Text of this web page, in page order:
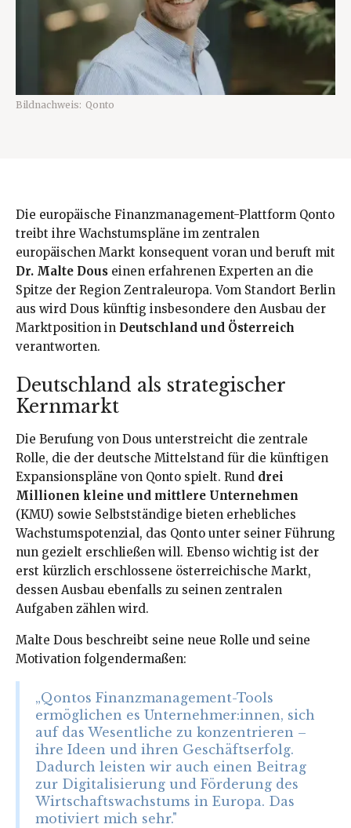
Bildnachweis: Qonto
Die europäische Finanzmanagement-Plattform Qonto
treibt ihre Wachstumspläne im zentralen
europäischen Markt konsequent voran und beruft mit
Dr. Malte Dous einen erfahrenen Experten an die
Spitze der Region Zentraleuropa. Vom Standort Berlin
aus wird Dous künftig insbesondere den Ausbau der
Marktposition in Deutschland und Österreich
verantworten.
Deutschland als strategischer
Kernmarkt
Die Berufung von Dous unterstreicht die zentrale
Rolle, die der deutsche Mittelstand für die künftigen
Expansionspläne von Qonto spielt. Rund drei
Millionen kleine und mittlere Unternehmen
(KMU) sowie Selbstständige bieten erhebliches
Wachstumspotenzial, das Qonto unter seiner Führung
nun gezielt erschließen will. Ebenso wichtig ist der
erst kürzlich erschlossene österreichische Markt,
dessen Ausbau ebenfalls zu seinen zentralen
Aufgaben zählen wird.
Malte Dous beschreibt seine neue Rolle und seine
Motivation folgendermaßen:
„Qontos Finanzmanagement-Tools
ermöglichen es Unternehmer:innen, sich
auf das Wesentliche zu konzentrieren –
ihre Ideen und ihren Geschäftserfolg.
Dadurch leisten wir auch einen Beitrag
zur Digitalisierung und Förderung des
Wirtschaftswachstums in Europa. Das
motiviert mich sehr."